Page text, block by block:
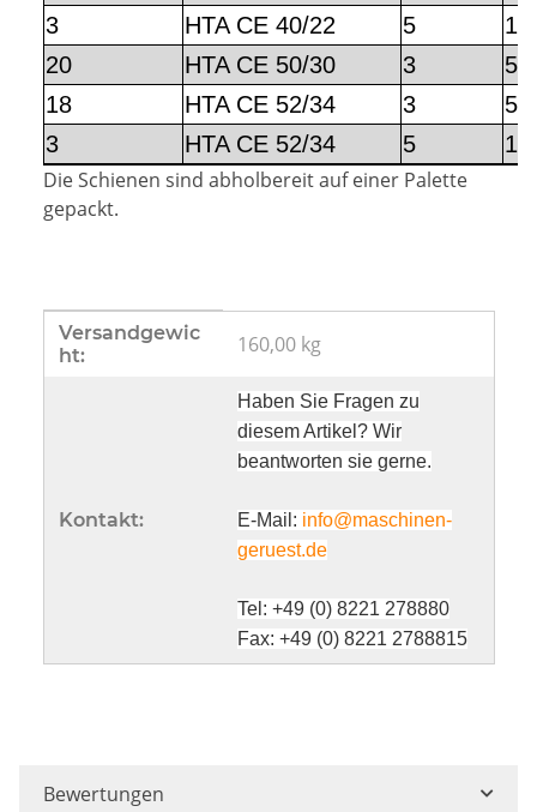
3
HTA CE 40/22 5
20
HTA CE 50/30 3
55
18
HTA CE 52/34 3
55
3
HTA CE 52/34 5
Die Schienen sind abholbereit auf einer Palette
gepackt.
Produkteigenschaft
Wert
Versandgewic
ht:
160,00 kg
Kontakt:
Haben Sie Fragen zu
diesem Artikel? Wir
beantworten sie gerne.
E-Mail: info@maschinen-
geruest.de
Tel: +49 (0) 8221 278880
Fax: +49 (0) 8221 2788815
Bewertungen